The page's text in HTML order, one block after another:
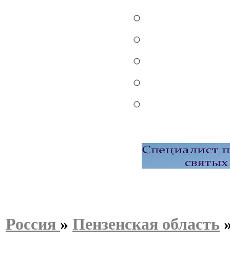
Россия » Пензенская область